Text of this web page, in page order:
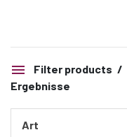
Filter products
Ergebnisse
Art